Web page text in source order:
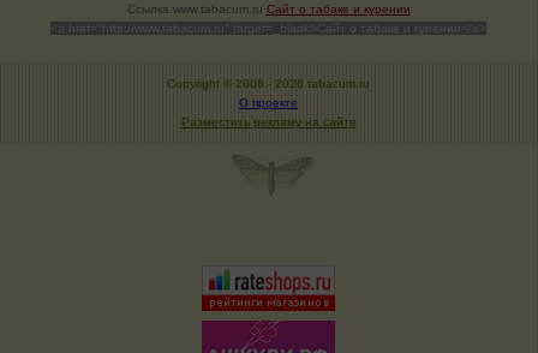
Cсылка www.tabacum.ru Сайт о табаке и курении
<a href="http://www.tabacum.ru" target=_blank>Сайт о табаке и курении</a>
Copyright © 2006 - 2026 tabacum.ru
О проекте
Разместить рекламу на сайте